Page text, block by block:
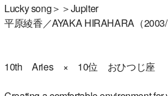
Lucky song＞＞Jupiter
平原綾香／AYAKA HIRAHARA（2003/
10th Aries × 10位 おひつじ座